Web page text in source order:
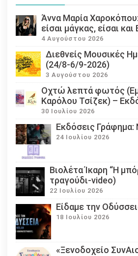
Άννα Μαρία
είσαι μάγκας, είσαι
4 Αυγούστου 2026
Διεθνείς Μουσικές
(24/8-6/9-2026)
3 Αυγούστου 2026
Οχτώ λεπτά φωτός
Καρόλου Τσίζεκ) –
30 Ιουλίου 2026
Εκδόσεις Γράφημα:
24 Ιουλίου 2026
Βιολέτα Ίκαρη “Η
τραγούδι-video)
22 Ιουλίου 2026
Eίδαμε την
18 Ιουλίου 2026
«Ξενοδοχείο